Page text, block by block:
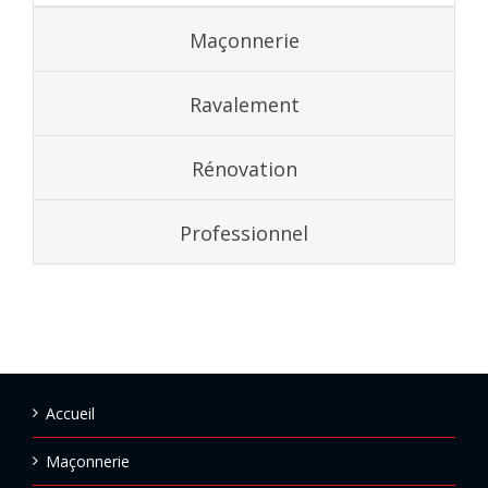
Maçonnerie
Ravalement
Rénovation
Professionnel
Accueil
Maçonnerie